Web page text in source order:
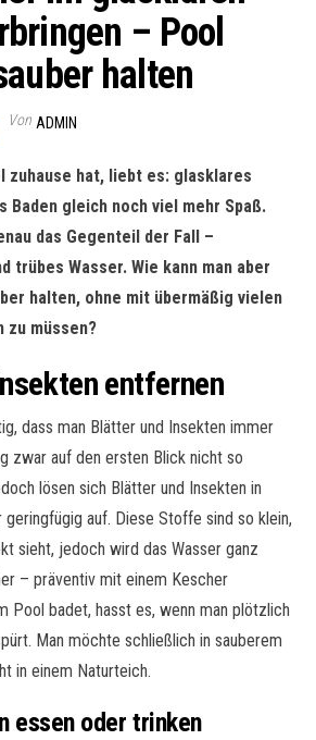
– Pool
halten
Von ADMIN
zuhause hat, liebt es: glasklares
Baden gleich noch viel mehr Spaß.
das Gegenteil der Fall –
trübes Wasser. Wie kann man aber
halten, ohne mit übermäßig vielen
zu müssen?
entfernen
dass man Blätter und Insekten immer
zwar auf den ersten Blick nicht so
lösen sich Blätter und Insekten in
geringfügig auf. Diese Stoffe sind so klein,
sieht, jedoch wird das Wasser ganz
– präventiv mit einem Kescher
Pool badet, hasst es, wenn man plötzlich
Man möchte schließlich in sauberem
in einem Naturteich.
essen oder trinken